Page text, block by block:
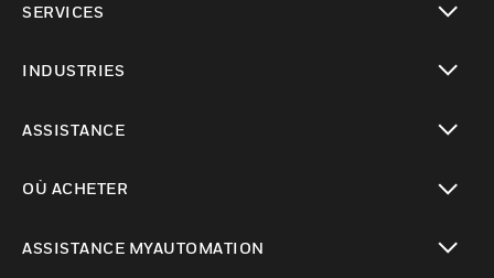
SERVICES
INDUSTRIES
ASSISTANCE
OÙ ACHETER
ASSISTANCE MYAUTOMATION